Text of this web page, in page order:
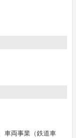
車両事業（鉄道車